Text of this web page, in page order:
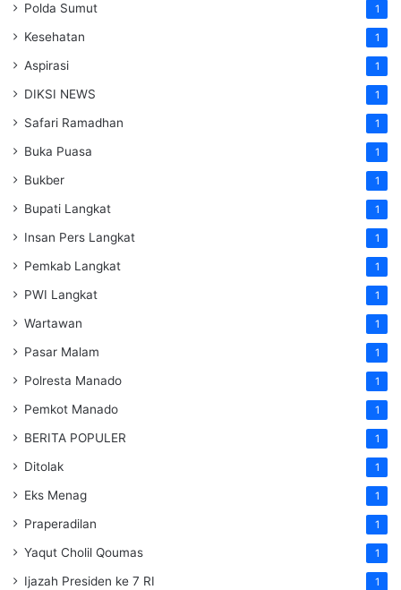
Polda Sumut 1
Kesehatan 1
Aspirasi 1
DIKSI NEWS 1
Safari Ramadhan 1
Buka Puasa 1
Bukber 1
Bupati Langkat 1
Insan Pers Langkat 1
Pemkab Langkat 1
PWI Langkat 1
Wartawan 1
Pasar Malam 1
Polresta Manado 1
Pemkot Manado 1
BERITA POPULER 1
Ditolak 1
Eks Menag 1
Praperadilan 1
Yaqut Cholil Qoumas 1
Ijazah Presiden ke 7 RI 1